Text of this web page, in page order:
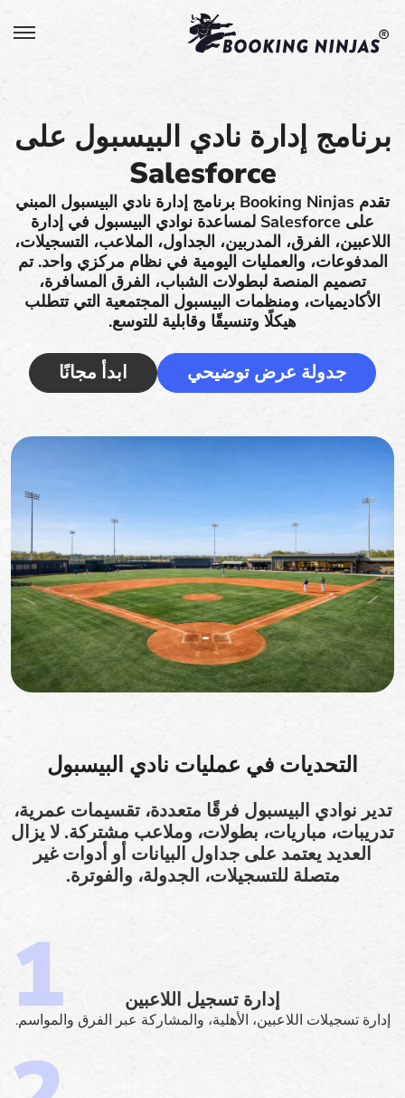
برنامج إدارة نادي البيسبول على
Salesforce
تقدم Booking Ninjas برنامج إدارة نادي البيسبول المبني
على Salesforce لمساعدة نوادي البيسبول في إدارة
اللاعبين، الفرق، المدربين، الجداول، الملاعب، التسجيلات،
المدفوعات، والعمليات اليومية في نظام مركزي واحد. تم
تصميم المنصة لبطولات الشباب، الفرق المسافرة،
الأكاديميات، ومنظمات البيسبول المجتمعية التي تتطلب
هيكلًا وتنسيقًا وقابلية للتوسع.
جدولة عرض توضيحي ابدأ مجانًا
التحديات في عمليات نادي البيسبول
تدير نوادي البيسبول فرقًا متعددة، تقسيمات عمرية،
تدريبات، مباريات، بطولات، وملاعب مشتركة. لا يزال
العديد يعتمد على جداول البيانات أو أدوات غير
متصلة للتسجيلات، الجدولة، والفوترة.
إدارة تسجيل اللاعبين
إدارة تسجيلات اللاعبين، الأهلية، والمشاركة عبر الفرق والمواسم.